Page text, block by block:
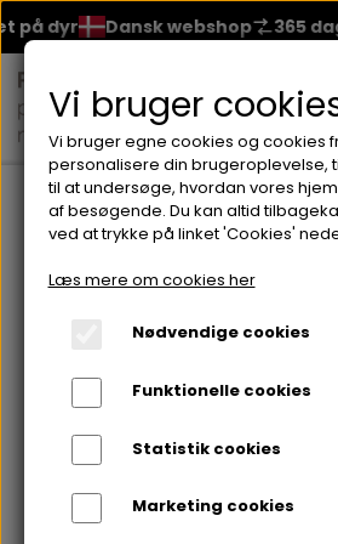
dyr Dansk webshop 365
MAKEUP
ANSIGT
FOUNDATION
BLUSH
BRYN
GEL
ØJNE
HUDPLEJE
ØJENCREME
HÅRPLEJE
SHAMPOO
Forside Brands Lorvenn
Vi bruger
Vi bruger egne cookies og cookies
personalisere din brugeroplevelse,
til at undersøge, hvordan vores
af besøgende. Du kan altid
ved at trykke på linket 'Cookies'
Læs mere om cookies her
Nødvendige cookies
Funktionelle cookies
Statistik cookies
Marketing cookies